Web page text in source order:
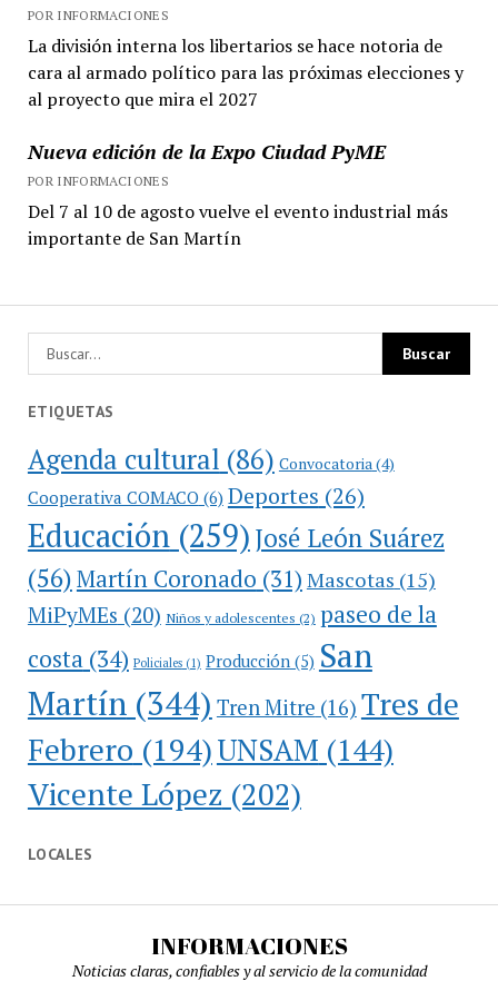
POR INFORMACIONES
La división interna los libertarios se hace notoria de
cara al armado político para las próximas elecciones y
al proyecto que mira el 2027
Nueva edición de la Expo Ciudad PyME
POR INFORMACIONES
Del 7 al 10 de agosto vuelve el evento industrial más
importante de San Martín
ETIQUETAS
Agenda cultural (86) Convocatoria (4)
Cooperativa COMACO(6) Deportes (26)
Educación(259)José León Suárez
(56)Martín Coronado (31) Mascotas (15)
MiPyMEs (20) Niños y adolescentes (2) paseo de la
costa(34) Policiales(1) Producción(5) San
Martín(344) Tren Mitre (16) Tres de
Febrero (194)UNSAM (144)
Vicente López (202)
LOCALES
INFORMACIONES
Noticias claras, confiables y al servicio de la comunidad